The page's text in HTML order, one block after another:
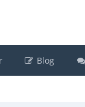
Blog